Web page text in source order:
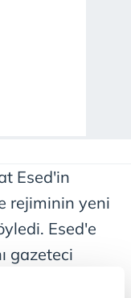
Esed'in
rejiminin yeni
Esed'e
gazeteci